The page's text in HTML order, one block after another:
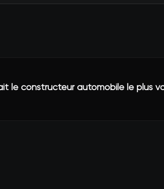
le constructeur automobile le plus